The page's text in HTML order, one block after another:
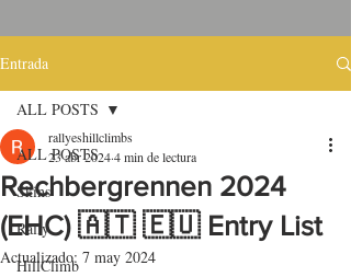
Entrada
ALL POSTS
Skins
Rally
HillClimb
ALL POSTS
Rechbergrennen 2024
(EHC) 🇦🇹 🇪🇺 Entry List
rallyeshillclimbs
23 abr 20244 min de lectura
Actualizado: 7 may 2024